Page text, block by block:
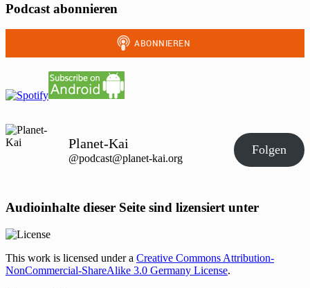
Podcast abonnieren
Planet-Kai
@podcast@planet-kai.org
Folgen
Audioinhalte dieser Seite sind lizensiert unter
This work is licensed under a Creative Commons Attribution-
NonCommercial-ShareAlike 3.0 Germany License.